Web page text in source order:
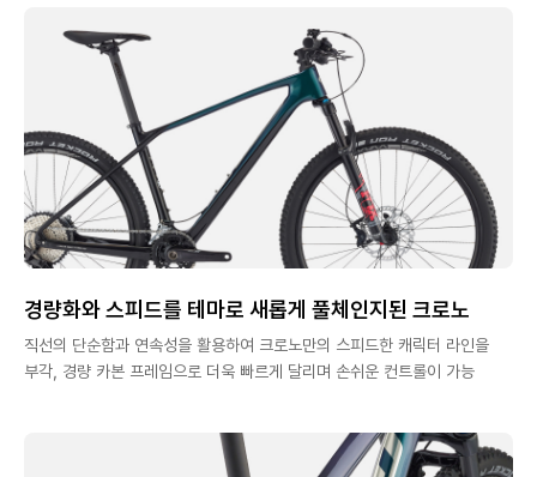
경량화와 스피드를 테마로 새롭게 풀체인지된 크로노
직선의 단순함과 연속성을 활용하여 크로노만의 스피드한 캐릭터 라인을
부각, 경량 카본 프레임으로 더욱 빠르게 달리며 손쉬운 컨트롤이 가능